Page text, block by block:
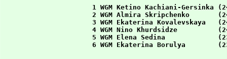
1 WGM Ketino Kachiani-
2 WGM Almira Skripchenko
3 WGM Ekaterina Kovalevskaya
4 WGM Nino Khurdsidze
5 WGM Elena Sedina